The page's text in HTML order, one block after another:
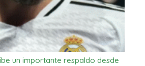
un importante respaldo desde